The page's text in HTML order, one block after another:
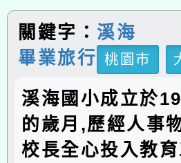
關鍵字： 溪海
畢業旅行 桃園市
溪海國小成立於
的歲月,歷經人事
校長全心投入教